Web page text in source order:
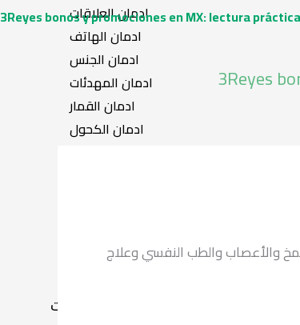
ادمان العلاقات
ادمان الهاتف
ادمان الجنس
ادمان المهدئات
ادمان القمار
ادمان الكحول
ادمان الكبتاجون
ادمان الاستروكس
الخدمات
3Reyes bonos y promociones en MX: lectura
3Reyes
والأعصاب والطب النفسي وعلاج